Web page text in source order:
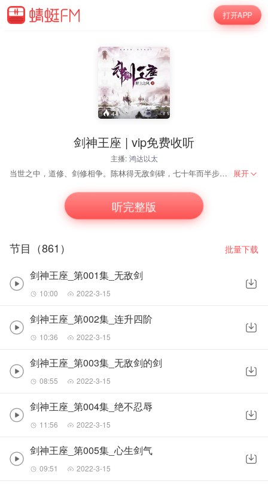
打开APP
44
剑神王座 | vip免费收听
主播: 鸿达以太
当世之中，道修、剑修相争。陈林得无敌剑碑，七十年而半步入圣，举世无敌。当道修宗派群起覆灭剑修时，他力战十三大入圣道修强者，杀敌身陨。然而，冥冥之中，他却重生于七十年前坠落通天山，获得无敌剑碑的那一夜！------我本无敌，重生再起！今世之剑，依然无敌！一剑所向，万道俯首！ 作者：野上之风 展开
听完整版
节目（861） 批量下载
剑神王座_第001集_无敌剑
10:00 2022-3-15
剑神王座_第002集_连升四阶
10:36 2022-3-15
剑神王座_第003集_无敌剑的剑
08:55 2022-3-15
剑神王座_第004集_绝不忍辱
11:56 2022-3-15
剑神王座_第005集_心生剑气
09:51 2022-3-15